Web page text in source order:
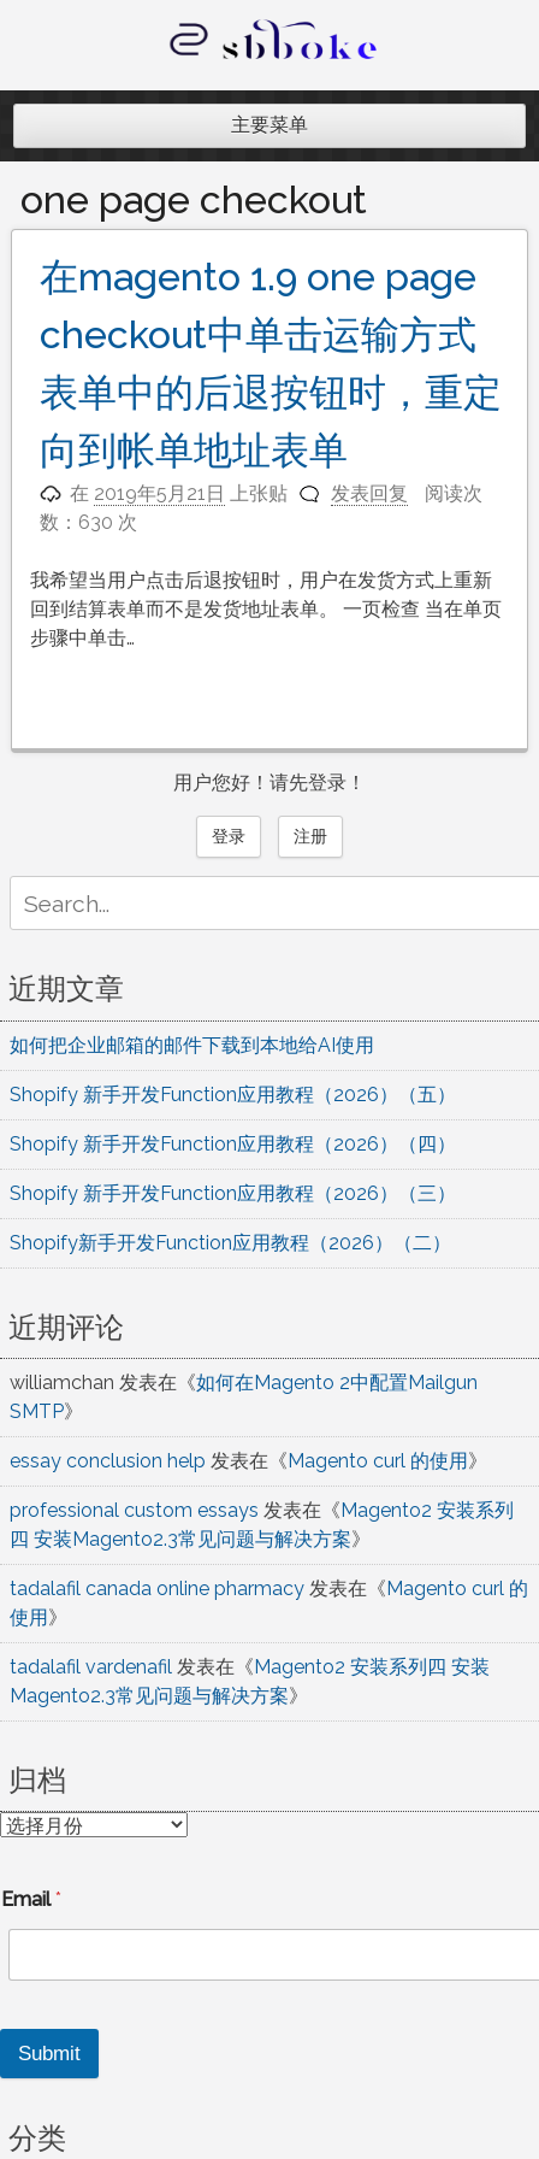
内
记录跨境电商独立站开发遇到的点点
主要菜单
one page checkout
在magento 1.9 one page
checkout中单击运输方式
表单中的后退按钮时，重定
向到帐单地址表单
在 2019年5月21日 上张贴 发表回复
阅读次
数：630 次
我希望当用户点击后退按钮时，用户在发货方式上重新
回到结算表单而不是发货地址表单。 一页检查 当在单页
步骤中单击…
用户您好！请先登录！
登录 注册
for:
近期文章
如何把企业邮箱的邮件下载到本地给AI使用
Shopify 新手开发Function应用教程（2026）（五）
Shopify 新手开发Function应用教程（2026）（四）
Shopify 新手开发Function应用教程（2026）（三）
Shopify新手开发Function应用教程（2026）（二）
近期评论
williamchan 发表在《如何在Magento 2中配置Mailgun
SMTP》
essay conclusion help 发表在《Magento curl 的使用》
professional custom essays 发表在《Magento2 安装系列
四 安装Magento2.3常见问题与解决方案》
tadalafil canada online pharmacy 发表在《Magento curl 的
使用》
tadalafil vardenafil 发表在《Magento2 安装系列四 安装
Magento2.3常见问题与解决方案》
归档
归
Email*
Submit
分类